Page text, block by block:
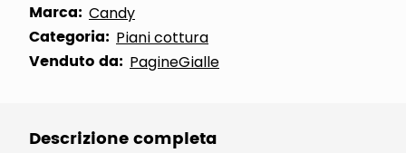
Marca: Candy
Categoria: Piani cottura
Venduto da: PagineGialle
Descrizione completa